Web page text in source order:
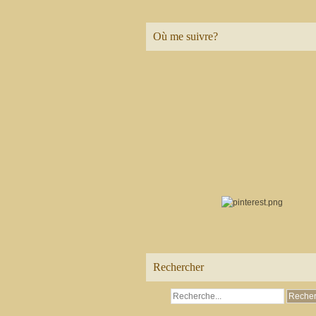
Où me suivre?
Rechercher